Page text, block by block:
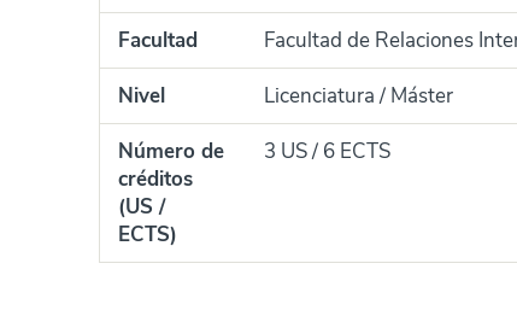
Facultad
Facultad de Relaciones
Nivel
Licenciatura / Máster
Número de
créditos
(US /
ECTS)
3 US / 6 ECTS